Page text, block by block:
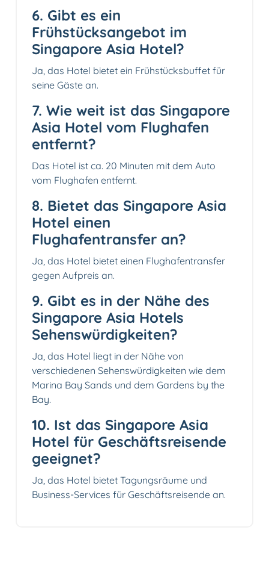
6. Gibt es ein
Frühstücksangebot im
Singapore Asia Hotel?
Ja, das Hotel bietet ein Frühstücksbuffet für
seine Gäste an.
7. Wie weit ist das Singapore
Asia Hotel vom Flughafen
entfernt?
Das Hotel ist ca. 20 Minuten mit dem Auto
vom Flughafen entfernt.
8. Bietet das Singapore Asia
Hotel einen
Flughafentransfer an?
Ja, das Hotel bietet einen Flughafentransfer
gegen Aufpreis an.
9. Gibt es in der Nähe des
Singapore Asia Hotels
Sehenswürdigkeiten?
Ja, das Hotel liegt in der Nähe von
verschiedenen Sehenswürdigkeiten wie dem
Marina Bay Sands und dem Gardens by the
Bay.
10. Ist das Singapore Asia
Hotel für Geschäftsreisende
geeignet?
Ja, das Hotel bietet Tagungsräume und
Business-Services für Geschäftsreisende an.